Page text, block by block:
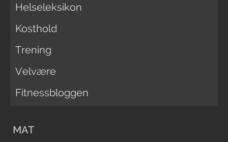
Helseleksikon
Kosthold
Trening
Velvære
Fitnessbloggen
MAT